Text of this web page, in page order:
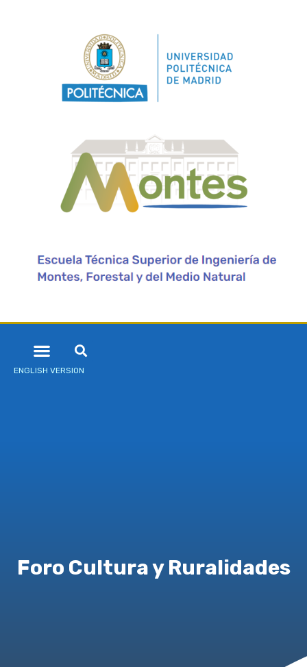
ENGLISH VERSION
Foro Cultura y Ruralidades